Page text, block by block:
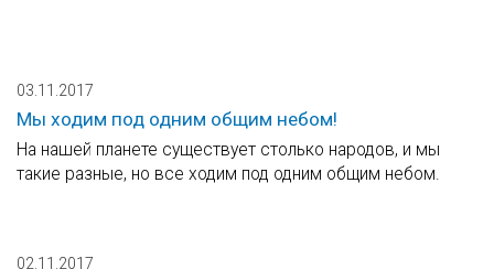
03.11.2017
Мы ходим под одним общим небом!
На нашей планете существует столько народов, и мы
такие разные, но все ходим под одним общим небом.
02.11.2017